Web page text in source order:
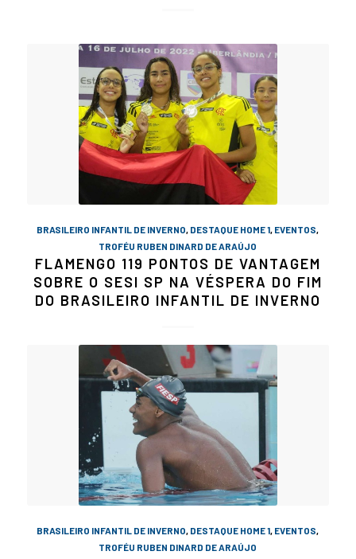
BRASILEIRO INFANTIL DE INVERNO, DESTAQUE HOME 1, EVENTOS,
TROFÉU RUBEN DINARD DE ARAÚJO
FLAMENGO 119 PONTOS DE VANTAGEM
SOBRE O SESI SP NA VÉSPERA DO FIM
DO BRASILEIRO INFANTIL DE INVERNO
BRASILEIRO INFANTIL DE INVERNO, DESTAQUE HOME 1, EVENTOS,
TROFÉU RUBEN DINARD DE ARAÚJO